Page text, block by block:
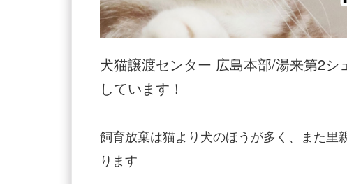
犬猫譲渡センター 広島本部/湯来第2
しています！
飼育放棄は猫より犬のほうが多く、また里
ります